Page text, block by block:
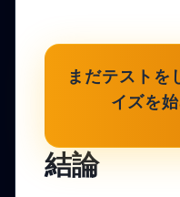
まだテストを
イズを
結論